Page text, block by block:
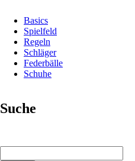
Basics
Spielfeld
Regeln
Schläger
Federbälle
Schuhe
Suche